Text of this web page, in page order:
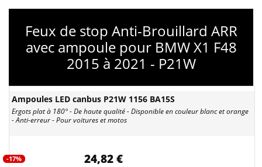
Feux de stop Anti-Brouillard ARR
avec ampoule pour BMW X1 F48
2015 à 2021 - P21W
Ampoules LED canbus P21W 1156 BA15S
Ergots plat à 180° - De haute qualité - Disponible en couleur blanc et orange
- Anti-erreur - Pour voitures et motos
-17% 24,82 €